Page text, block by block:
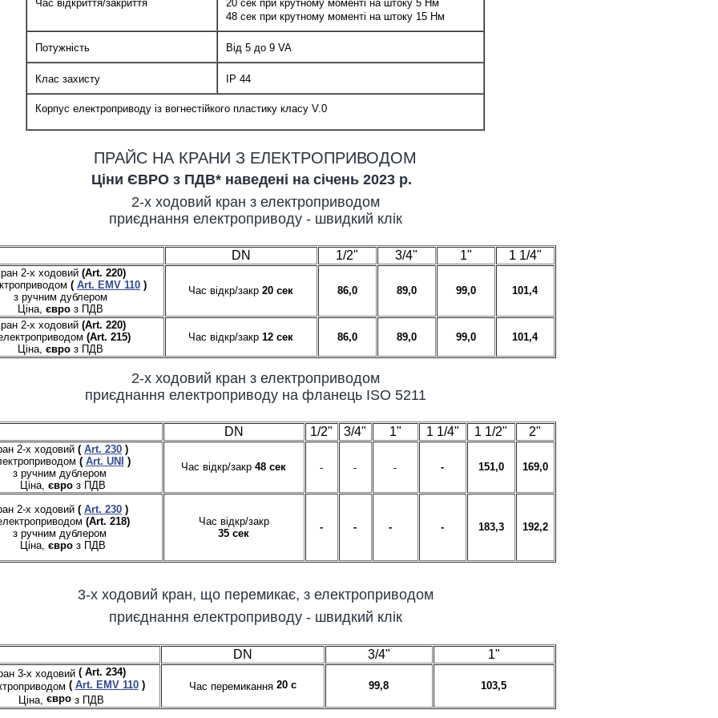
20 сек при крутному моменті на штоку 5 Нм
48 сек при крутному моменті на штоку 15 Нм
Потужність Від 5 до 9 VA
Клас захисту IP 44
Корпус електроприводу із вогнестійкого пластику класу V.0
ПРАЙС НА КРАНИ З ЕЛЕКТРОПРИВОДОМ
Ціни ЄВРО з ПДВ* наведені на січень 2023 р.
2-х ходовий кран з електроприводом
приєднання електроприводу - швидкий клік
DN 1/2" 3/4" 1" 1 1/4"
2-х ходовий(Art. 220)
(Art. EMV 110 )
з ручним дублером
Ціна, євроз ПДВ
Час відкр/закр20 сек 86,0 89,0 99,0 101,4
2-х ходовий(Art. 220)
(Art. 215)
Ціна, євроз ПДВ
Час відкр/закр12 сек 86,0 89,0 99,0 101,4
2-х ходовий кран з електроприводом
приєднання електроприводу на фланець ISO 5211
DN 1/2" 3/4" 1" 1 1/4" 1 1/2" 2"
2-x ходовий(Art. 230 )
( Art. UNI
)
з ручним дублером
Ціна, євроз ПДВ
Час відкр/закр48 сек - - - - 151,0 169,0
2-x ходовий(Art. 230 )
(Art. 218)
з ручним дублером
Ціна, євроз ПДВ
Час відкр/закр
35 сек
- - - - 183,3 192,2
3-х ходовий кран, що перемикає, з електроприводом
приєднання електроприводу - швидкий клік
DN 3/4" 1"
3-х ходовий ( Art. 234)
( Art. EMV 110)
Ціна,євро з ПДВ
Час перемикання 20 с 99,8 103,5